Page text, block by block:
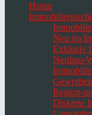
Home
Neu im
Exklusiv
Neubau-
Region-
Diskrete